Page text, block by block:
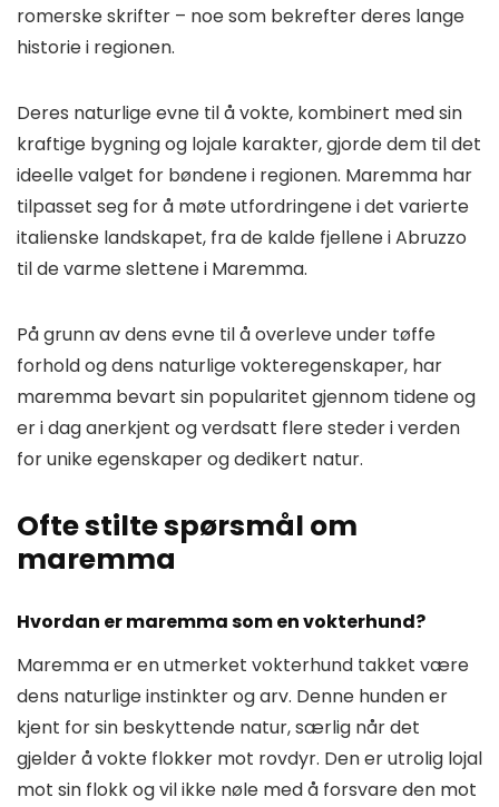
romerske skrifter – noe som bekrefter deres lange
historie i regionen.
Deres naturlige evne til å vokte, kombinert med sin
kraftige bygning og lojale karakter, gjorde dem til det
ideelle valget for bøndene i regionen. Maremma har
tilpasset seg for å møte utfordringene i det varierte
italienske landskapet, fra de kalde fjellene i Abruzzo
til de varme slettene i Maremma.
På grunn av dens evne til å overleve under tøffe
forhold og dens naturlige vokteregenskaper, har
maremma bevart sin popularitet gjennom tidene og
er i dag anerkjent og verdsatt flere steder i verden
for unike egenskaper og dedikert natur.
Ofte stilte spørsmål om
maremma
Hvordan er maremma som en vokterhund?
Maremma er en utmerket vokterhund takket være
dens naturlige instinkter og arv. Denne hunden er
kjent for sin beskyttende natur, særlig når det
gjelder å vokte flokker mot rovdyr. Den er utrolig lojal
mot sin flokk og vil ikke nøle med å forsvare den mot